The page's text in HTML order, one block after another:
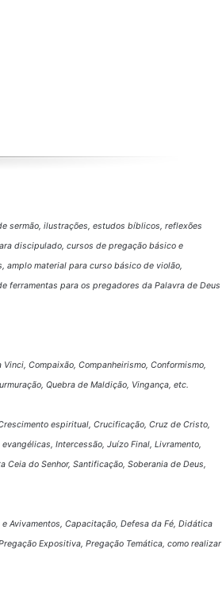
sermão, ilustrações, estudos bíblicos, reflexões
discipulado, cursos de pregação básico e
material para curso básico de violão,
ferramentas para os pregadores da Palavra de Deus
Compaixão, Companheirismo, Conformismo,
Quebra de Maldição, Vingança, etc.
espiritual, Crucificação, Cruz de Cristo,
Intercessão, Juízo Final, Livramento,
Ceia do Senhor, Santificação, Soberania de Deus,
Avivamentos, Capacitação, Defesa da Fé, Didática
Expositiva, Pregação Temática, como realizar